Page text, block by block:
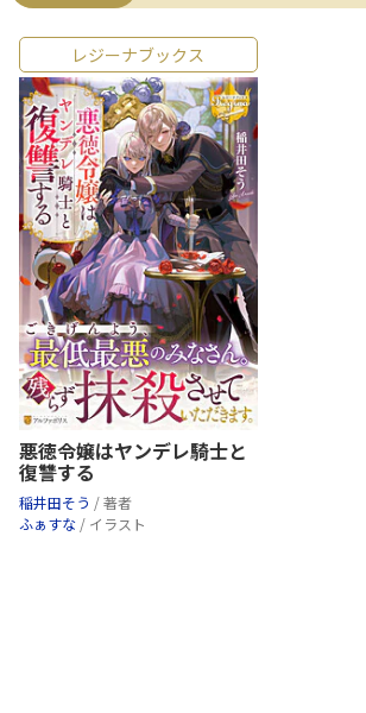
レジーナブックス
悪徳令嬢はヤンデレ騎士と
復讐する
稲井田そう / 著者
ふぁすな / イラスト